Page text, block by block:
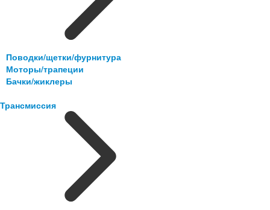
Поводки/щетки/фурнитура
Моторы/трапеции
Бачки/жиклеры
Трансмиссия